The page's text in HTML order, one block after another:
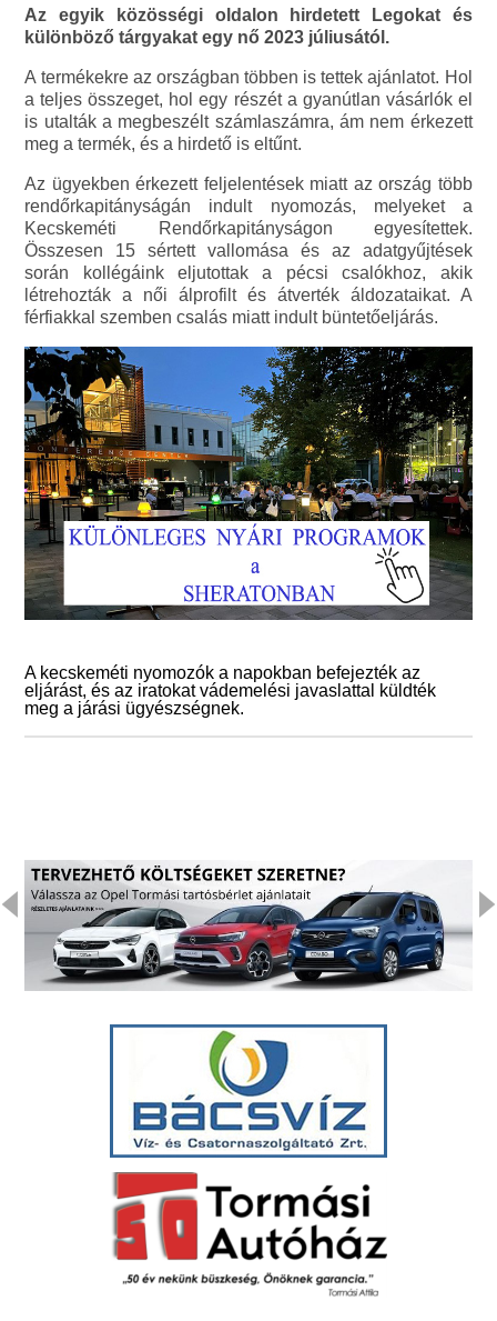
Az egyik közösségi oldalon hirdetett Legokat és
különböző tárgyakat egy nő 2023 júliusától.
A termékekre az országban többen is tettek ajánlatot. Hol
a teljes összeget, hol egy részét a gyanútlan vásárlók el
is utalták a megbeszélt számlaszámra, ám nem érkezett
meg a termék, és a hirdető is eltűnt.
Az ügyekben érkezett feljelentések miatt az ország több
rendőrkapitányságán indult nyomozás, melyeket a
Kecskeméti Rendőrkapitányságon egyesítettek.
Összesen 15 sértett vallomása és az adatgyűjtések
során kollégáink eljutottak a pécsi csalókhoz, akik
létrehozták a női álprofilt és átverték áldozataikat. A
férfiakkal szemben csalás miatt indult büntetőeljárás.
A kecskeméti nyomozók a napokban befejezték az
eljárást, és az iratokat vádemelési javaslattal küldték
meg a járási ügyészségnek.